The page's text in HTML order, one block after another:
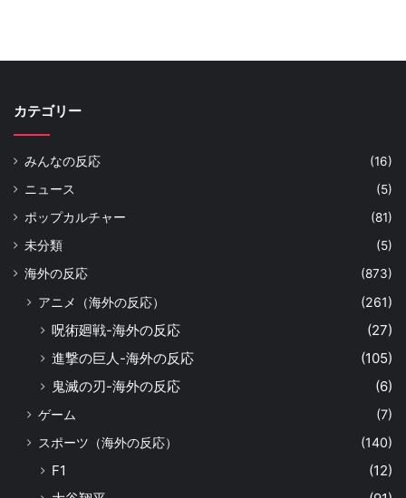
カテゴリー
みんなの反応
(16)
ニュース
(5)
ポップカルチャー
(81)
未分類
(5)
海外の反応
(873)
アニメ（海外の反応） (261)
呪術廻戦-海外の反応
(27)
進撃の巨人-海外の反応
(105)
鬼滅の刃-海外の反応
(6)
ゲーム
(7)
スポーツ（海外の反応）
(140)
F1
(12)